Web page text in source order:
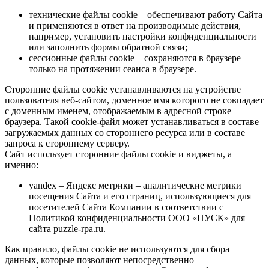
технические файлы cookie – обеспечивают работу Сайта
и применяются в ответ на производимые действия,
например, установить настройки конфиденциальности
или заполнить формы обратной связи;
сессионные файлы cookie – сохраняются в браузере
только на протяжении сеанса в браузере.
Сторонние файлы cookie устанавливаются на устройстве
пользователя веб-сайтом, доменное имя которого не совпадает
с доменным именем, отображаемым в адресной строке
браузера. Такой cookie-файл может устанавливаться в составе
загружаемых данных со стороннего ресурса или в составе
запроса к стороннему серверу.
Сайт использует сторонние файлы cookie и виджеты, а
именно:
yandex – Яндекс метрики – аналитические метрики
посещения Сайта и его страниц, использующиеся для
посетителей Сайта Компании в соответствии с
Политикой конфиденциальности ООО «ПУСК» для
сайта puzzle-rpa.ru.
Как правило, файлы cookie не используются для сбора
данных, которые позволяют непосредственно